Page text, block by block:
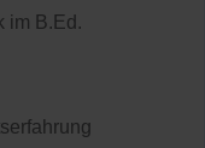
im B.Ed.